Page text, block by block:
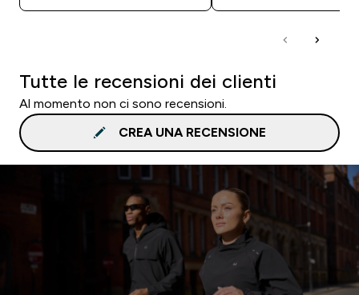
Tutte le recensioni dei clienti
Al momento non ci sono recensioni.
CREA UNA RECENSIONE